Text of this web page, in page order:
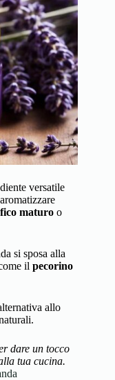
versatile
fico maturo o
si sposa alla
il pecorino
allo
dare un tocco
tua cucina.